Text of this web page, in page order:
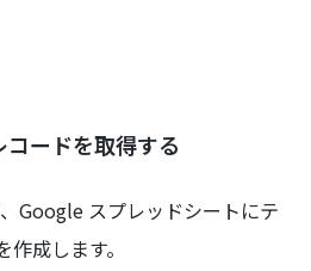
ードを取得する
Google スプレッドシートにテ
成します。